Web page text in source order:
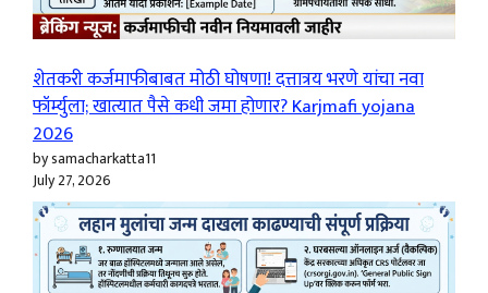
शेतकरी कर्जमाफीबाबत मोठी घोषणा! दत्तात्रय भरणे यांचा नवा
फॉर्म्युला; खात्यात पैसे कधी जमा होणार? Karjmafi yojana
2026
by samacharkatta11
July 27, 2026